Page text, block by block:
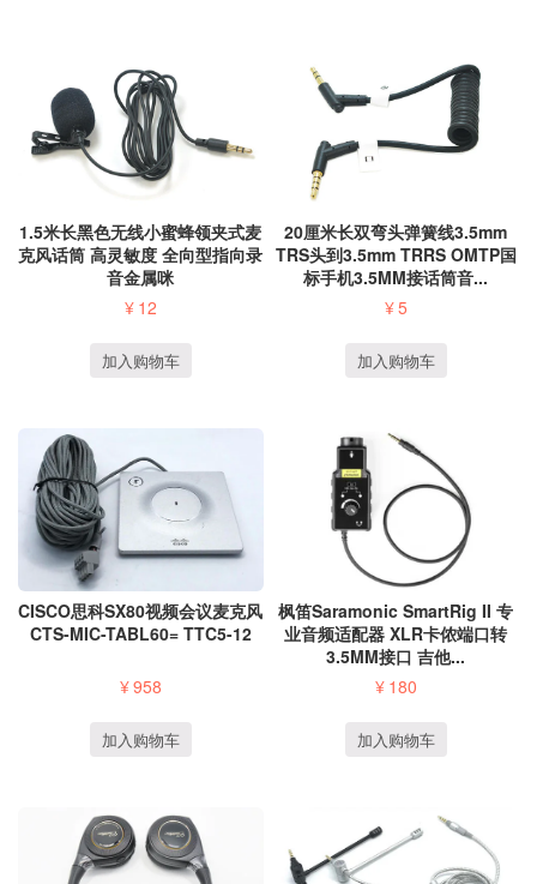
1.5米长黑色无线小蜜蜂领夹式麦
克风话筒 高灵敏度 全向型指向录
音金属咪
¥ 12
加入购物车
20厘米长双弯头弹簧线3.5mm
TRS头到3.5mm TRRS OMTP国
标手机3.5MM接话筒音...
¥5
加入购物车
CISCO思科SX80视频会议麦克风
CTS-MIC-TABL60= TTC5-12
¥958
加入购物车
枫笛Saramonic SmartRig II 专
业音频适配器 XLR卡侬端口转
3.5MM接口 吉他...
¥ 180
加入购物车